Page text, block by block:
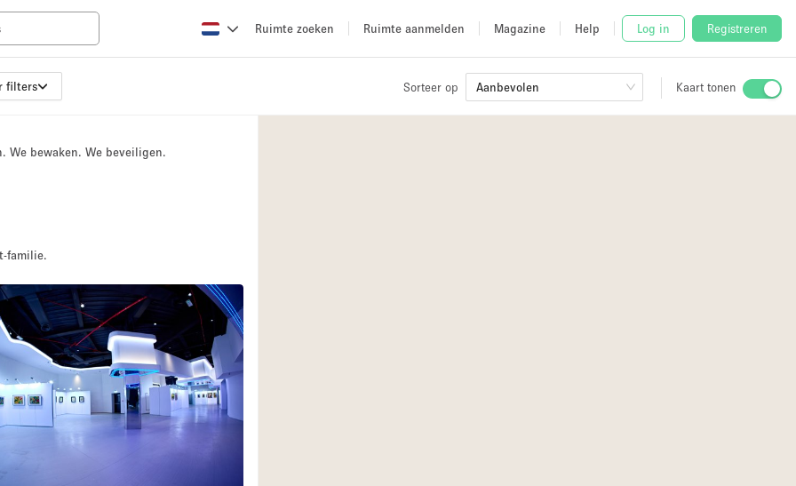
Ruimte zoeken Ruimte aanmelden Magazine Help Log in Registreren
filters Sorteer op Aanbevolen Kaart tonen
We bewaken. We beveiligen.
familie.